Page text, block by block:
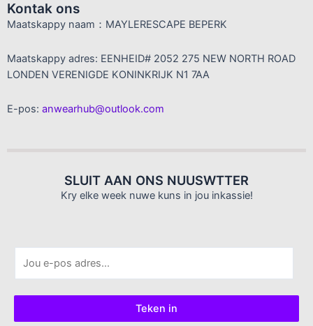
Kontak ons
Maatskappy naam：MAYLERESCAPE BEPERK
Maatskappy adres: EENHEID# 2052 275 NEW NORTH ROAD
LONDEN VERENIGDE KONINKRIJK N1 7AA
E-pos: anwearhub@outlook.com
SLUIT AAN ONS NUUSWTTER
Kry elke week nuwe kuns in jou inkassie!
s
Teken in